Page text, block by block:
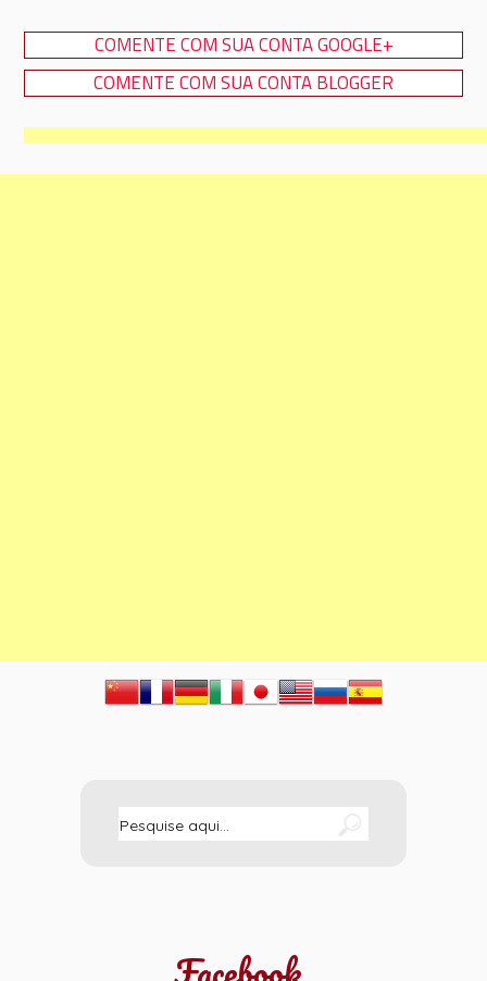
COMENTE COM SUA CONTA GOOGLE+
COMENTE COM SUA CONTA BLOGGER